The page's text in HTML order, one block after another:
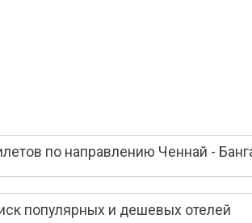
по направлению Ченнай -
популярных и дешевых отелей